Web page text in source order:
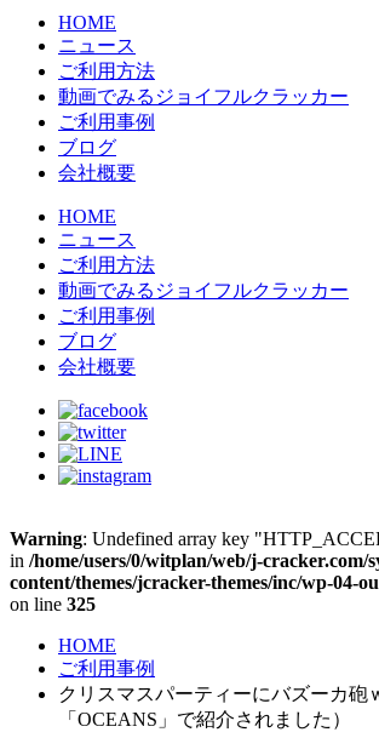
HOME
ニュース
ご利用方法
動画でみるジョイフルクラッカー
ご利用事例
ブログ
会社概要
HOME
ニュース
ご利用方法
動画でみるジョイフルクラッカー
ご利用事例
ブログ
会社概要
Warning: Undefined array key
in /home/users/0/witplan/web/j-cracker.com/
content/themes/jcracker-themes/inc/wp-04-
on line 325
HOME
ご利用事例
クリスマスパーティーにバズーカ砲
「OCEANS」で紹介されました）